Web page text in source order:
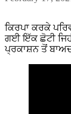
ਕਿਰਪਾ ਕਰਕੇ
ਗਈ ਇੱਕ ਛੋਟੀ
ਪ੍ਰਕਾਸ਼ਨ ਤੋਂ